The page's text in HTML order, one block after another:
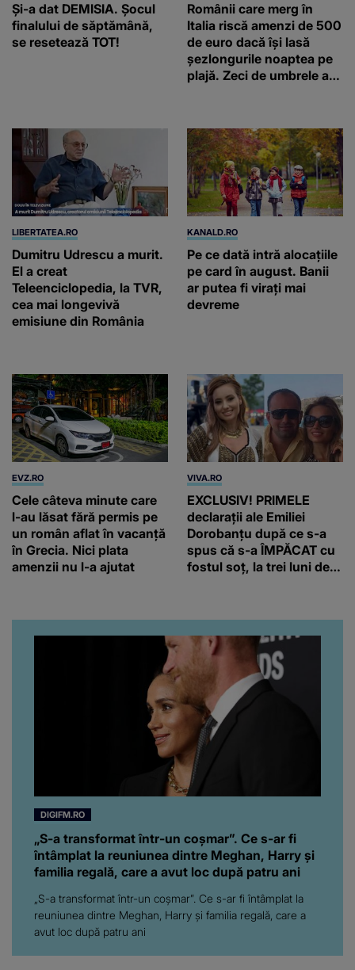
Şi-a dat DEMISIA. Şocul
finalului de săptămână,
se resetează TOT!
Românii care merg în
Italia riscă amenzi de 500
de euro dacă își lasă
șezlongurile noaptea pe
plajă. Zeci de umbrele au
LIBERTATEA.RO
Dumitru Udrescu a murit.
El a creat
Teleenciclopedia, la TVR,
cea mai longevivă
emisiune din România
KANALD.RO
Pe ce dată intră alocațiile
pe card în august. Banii
ar putea fi virați mai
devreme
EVZ.RO
Cele câteva minute care
l-au lăsat fără permis pe
un român aflat în vacanță
în Grecia. Nici plata
amenzii nu l-a ajutat
VIVA.RO
EXCLUSIV! PRIMELE
declarații ale Emiliei
Dorobanțu după ce s-a
spus că s-a ÎMPĂCAT cu
fostul soț, la trei luni de
artistă i-a lăsat MASCĂ
pe toți. De data aceasta,
chiar a rupt tăcerea:
”Poate că aveam să ne
spunem, să ne...”
DIGIFM.RO
„S-a transformat într-un coșmar”. Ce s-ar fi
întâmplat la reuniunea dintre Meghan, Harry și
familia regală, care a avut loc după patru ani
„S-a transformat într-un coșmar”. Ce s-ar fi întâmplat la
reuniunea dintre Meghan, Harry și familia regală, care a
avut loc după patru ani